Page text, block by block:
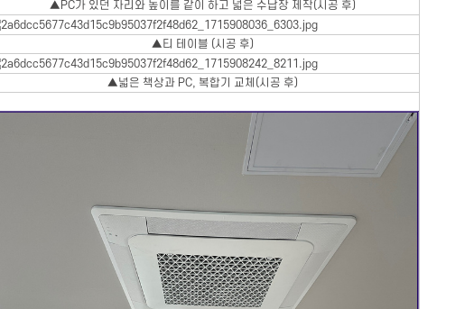
▲PC가 있던 자리와 높이를 같이 하고 넓은 수납장 제작(시공 후)
▲티 테이블 (시공 후)
▲넓은 책상과 PC, 복합기 교체(시공 후)